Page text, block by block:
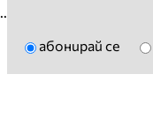
абонирай се